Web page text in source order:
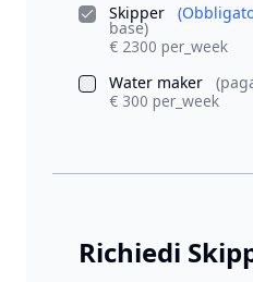
Skipper
base)
€ 2300 per_week
Water maker
€ 300 per_week
Richiedi